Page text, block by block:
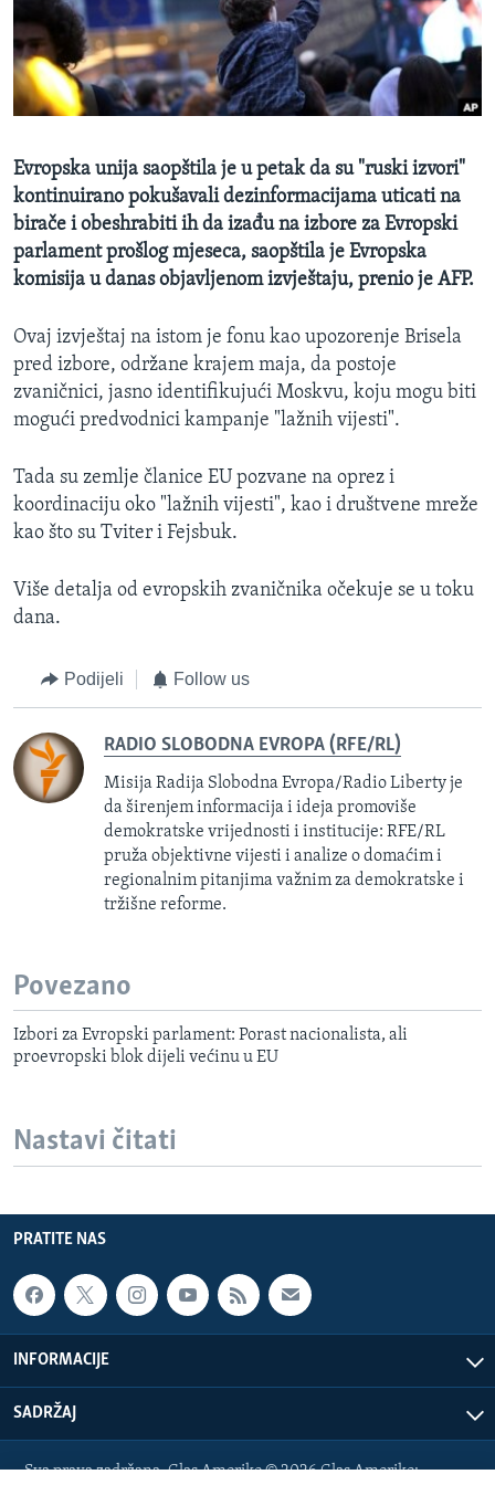
MAGAZIN
O GLASU AMERIKE
Learning English
PRATITE NAS
Jezici
Evropska unija saopštila je u petak da su "ruski izvori"
kontinuirano pokušavali dezinformacijama uticati na
birače i obeshrabiti ih da izađu na izbore za Evropski
parlament prošlog mjeseca, saopštila je Evropska
komisija u danas objavljenom izvještaju, prenio je AFP.
Ovaj izvještaj na istom je fonu kao upozorenje Brisela
pred izbore, održane krajem maja, da postoje
zvaničnici, jasno identifikujući Moskvu, koju mogu biti
mogući predvodnici kampanje "lažnih vijesti".
Tada su zemlje članice EU pozvane na oprez i
koordinaciju oko "lažnih vijesti", kao i društvene mreže
kao što su Tviter i Fejsbuk.
Više detalja od evropskih zvaničnika očekuje se u toku
dana.
Podijeli Follow us
RADIO SLOBODNA EVROPA (RFE/RL)
Misija Radija Slobodna Evropa/Radio Liberty je
da širenjem informacija i ideja promoviše
demokratske vrijednosti i institucije: RFE/RL
pruža objektivne vijesti i analize o domaćim i
regionalnim pitanjima važnim za demokratske i
tržišne reforme.
Povezano
Izbori za Evropski parlament: Porast nacionalista, ali
proevropski blok dijeli većinu u EU
Nastavi čitati
PRATITE NAS
INFORMACIJE
SADRŽAJ
Sva prava zadržana. Glas Amerike © 2026 Glas Amerike: